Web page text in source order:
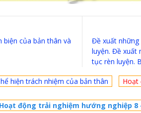
biện của bản thân và
Đề xuất những
luyện. Đề xuất
tục rèn luyện.
hiện trách nhiệm của bản thân Hoạt
Hoạt động trải nghiệm hướng nghiệp